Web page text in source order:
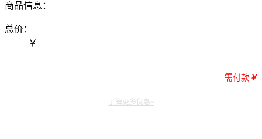
商品信息：
总价：
￥
需付款 ￥
了解更多优惠~